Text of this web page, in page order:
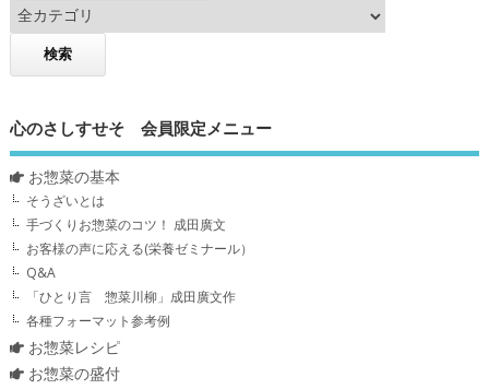
心のさしすせそ 会員限定メニュー
お惣菜の基本
そうざいとは
手づくりお惣菜のコツ！ 成田廣文
お客様の声に応える(栄養ゼミナール）
Q&A
「ひとり言 惣菜川柳」成田廣文作
各種フォーマット参考例
お惣菜レシピ
お惣菜の盛付